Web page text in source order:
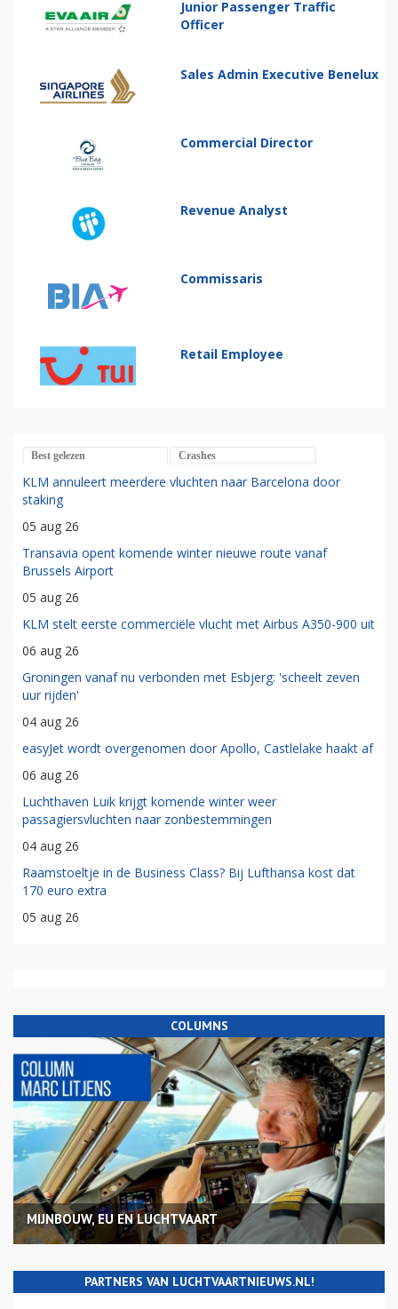
Junior Passenger Traffic
Officer
Sales Admin Executive Benelux
Commercial Director
Revenue Analyst
Commissaris
Retail Employee
Best gelezen Crashes
KLM annuleert meerdere vluchten naar Barcelona door
staking
05 aug 26
Transavia opent komende winter nieuwe route vanaf
Brussels Airport
05 aug 26
KLM stelt eerste commerciële vlucht met Airbus A350-900 uit
06 aug 26
Groningen vanaf nu verbonden met Esbjerg: 'scheelt zeven
uur rijden'
04 aug 26
easyJet wordt overgenomen door Apollo, Castlelake haakt af
06 aug 26
Luchthaven Luik krijgt komende winter weer
passagiersvluchten naar zonbestemmingen
04 aug 26
Raamstoeltje in de Business Class? Bij Lufthansa kost dat
170 euro extra
05 aug 26
COLUMNS
MIJNBOUW, EU EN LUCHTVAART
PARTNERS VAN LUCHTVAARTNIEUWS.NL!